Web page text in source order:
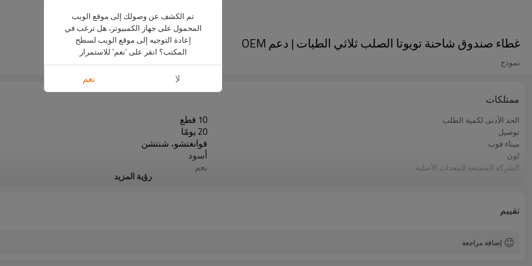
غطاء صندوق شاحنة تويوتا الصلب ثلاثي الطيات | دعم OEM
نموذج تويوتا
ممتلكات
الحد الأدنى لكمية الطلب 10 قطع
توصيل 20 يومًا
ميناء فوب قوانغتشو، شنتشن
لون أسود
الشركة المصنعة للمعدات الأصلية نعم
سبائك الألومنيومرؤية المزيد
تقييم
إضافة مراجعة
تم الكشف عن وصولك إلى موقع الويب
المحمول على جهاز الكمبيوتر، هل ترغب في
إعادة التوجيه إلى موقع الويب لسطح
المكتب؟ انقر على 'نعم' للاستمرار
لا نعم